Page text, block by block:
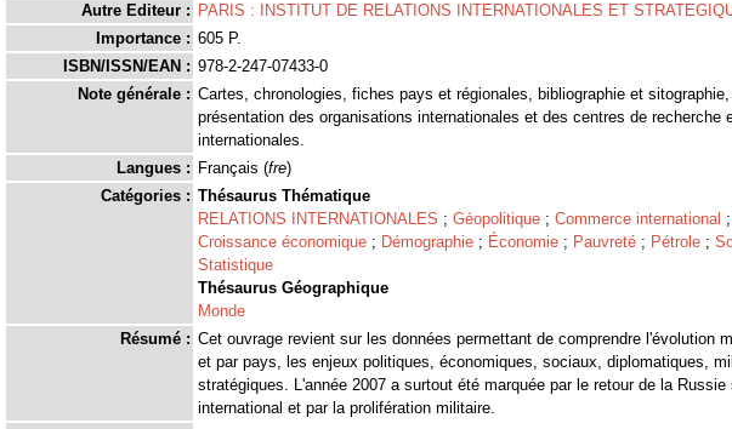
Autre Editeur : PARIS : INSTITUT DE RELATIONS INTERNATIONALES ET
Importance : 605 P.
ISBN/ISSN/EAN : 978-2-247-07433-0
Note générale : Cartes, chronologies, fiches pays et régionales, bibliographie et
présentation des organisations internationales et des centres de recherche
internationales.
Langues : Français (fre)
Catégories : Thésaurus Thématique
RELATIONS INTERNATIONALES ; Géopolitique ; Commerce international ;
Croissance économique ; Démographie ; Économie ; Pauvreté ; Pétrole ;
Statistique
Thésaurus Géographique
Monde
Résumé : Cet ouvrage revient sur les données permettant de comprendre l'évolution
et par pays, les enjeux politiques, économiques, sociaux, diplomatiques,
stratégiques. L'année 2007 a surtout été marquée par le retour de la Russie
international et par la prolifération militaire.